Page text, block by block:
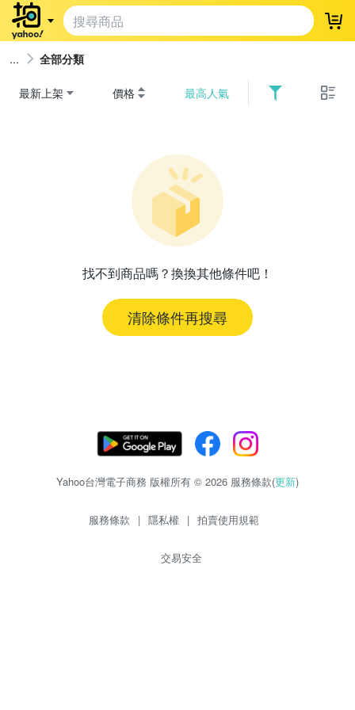
登
全部分類
最新上架 價格 最高人氣
找不到商品嗎？換換其他條件吧！
清除條件再搜尋
Yahoo台灣電子商務 版權所有 © 2026 服務條款(更新)
服務條款 | 隱私權 | 拍賣使用規範
交易安全